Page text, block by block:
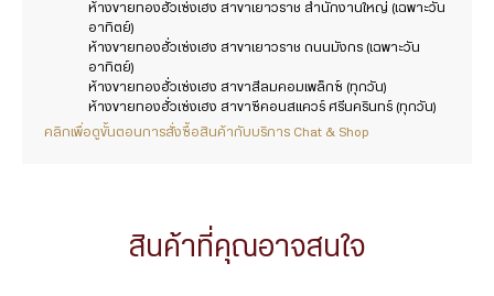
ห้างขายทองฮั่วเซ่งเฮง สาขาเยาวราช สำนักงานใหญ่ (เฉพาะวัน
อาทิตย์)
ห้างขายทองฮั่วเซ่งเฮง สาขาเยาวราช ถนนมังกร (เฉพาะวัน
อาทิตย์)
ห้างขายทองฮั่วเซ่งเฮง สาขาสีลมคอมเพล็กซ์ (ทุกวัน)
ห้างขายทองฮั่วเซ่งเฮง สาขาซีคอนสแควร์ ศรีนครินทร์ (ทุกวัน)
คลิกเพื่อดูขั้นตอนการสั่งซื้อสินค้ากับบริการ Chat & Shop
สินค้าที่คุณอาจสนใจ